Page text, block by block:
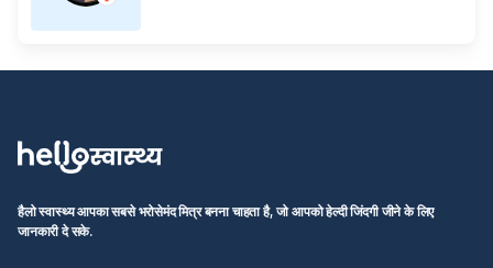
हैलो स्वास्थ्य आपका सबसे भरोसेमंद मित्र बनना चाहता है, जो आपको हेल्दी जिंदगी जीने के लिए
जानकारी दे सके.